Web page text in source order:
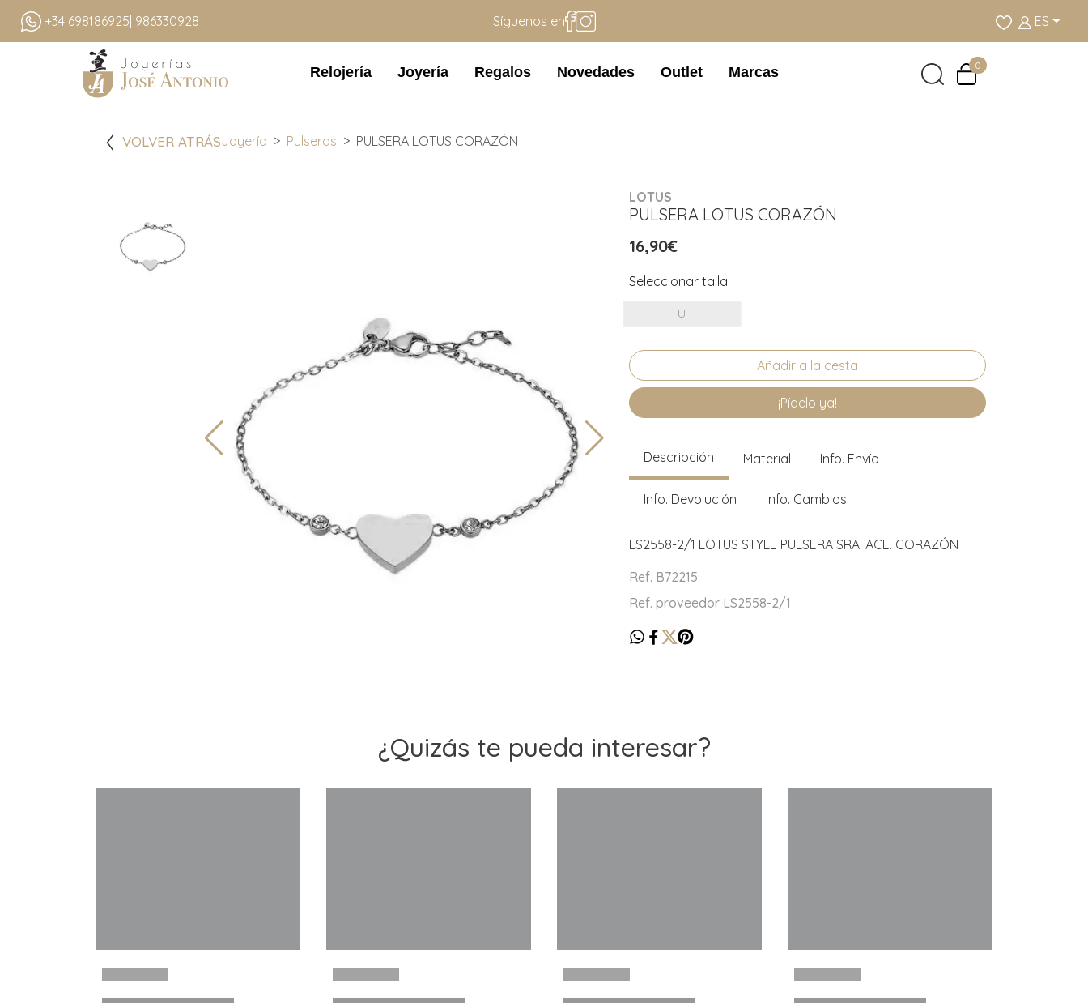
+34 698186925 | 986330928 Síguenos en ES
Relojería Joyería Regalos Novedades Outlet Marcas 0
VOLVER ATRÁSJoyería Pulseras PULSERA LOTUS CORAZÓN
LOTUS
PULSERA LOTUS CORAZÓN
16,90€
Seleccionar talla
U
¡Pídelo ya!
Descripción Material Info. Envío
Info. Devolución Info. Cambios
LS2558-2/1 LOTUS STYLE PULSERA SRA. ACE. CORAZÓN
Ref. B72215
Ref. proveedor LS2558-2/1
¿Quizás te pueda interesar?